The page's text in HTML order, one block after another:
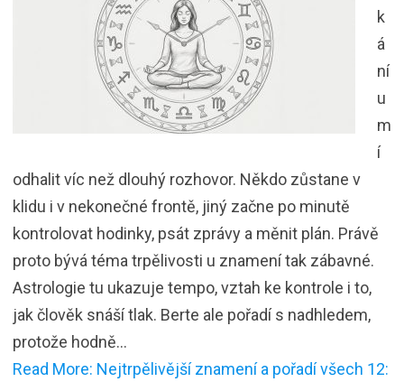
k
á
ní
u
m
í
odhalit víc než dlouhý rozhovor. Někdo zůstane v
klidu i v nekonečné frontě, jiný začne po minutě
kontrolovat hodinky, psát zprávy a měnit plán. Právě
proto bývá téma trpělivosti u znamení tak zábavné.
Astrologie tu ukazuje tempo, vztah ke kontrole i to,
jak člověk snáší tlak. Berte ale pořadí s nadhledem,
protože hodně…
Read More: Nejtrpělivější znamení a pořadí všech 12: